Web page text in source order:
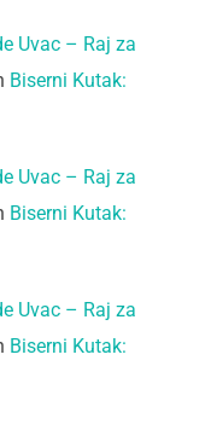
Uvac – Raj za
Biserni Kutak:
Uvac – Raj za
Biserni Kutak:
Uvac – Raj za
Biserni Kutak: